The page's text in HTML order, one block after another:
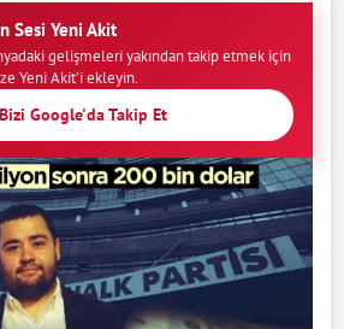
Sesi Yeni Akit
gelişmeleri yakından takip etmek için
Yeni Akit'i ekleyin.
Google'da Takip Et